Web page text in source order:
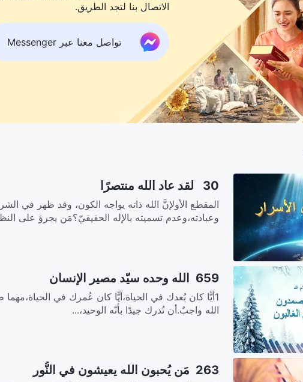
الاتصال بنا لتجد الطريق.
تواصل معنا عبر Messenger
30 لقد عاد الله منتصرًا
المقطع الأولإنَّ الله ذاته يواجه الكون، وقد ظهر في
وعبادته،وعدم تسميته بالإله الحقيقيّ؟مَن يجرؤ على
659 الله وحده سيّد مصير الإنسان
1أيًّا كان بُعدك في الحياة،أيًّا كان عُمرك في
الله واجبٌ.أن تُدرك جيدًا بأنّه الوحيد،...
263 مَن يُحبون الله يعيشون في النُّور